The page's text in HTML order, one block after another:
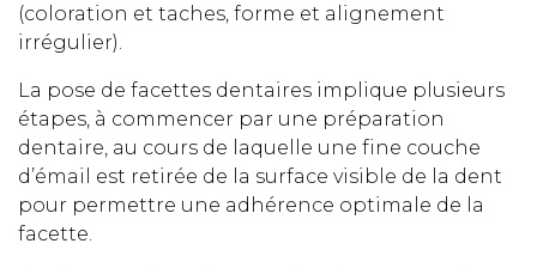
(coloration et taches, forme et alignement
irrégulier).
La pose de facettes dentaires implique plusieurs
étapes, à commencer par une préparation
dentaire, au cours de laquelle une fine couche
d’émail est retirée de la surface visible de la dent
pour permettre une adhérence optimale de la
facette.